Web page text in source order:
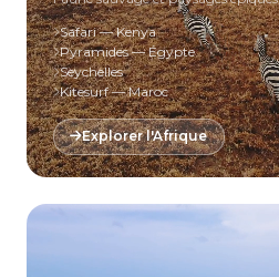
Safari — Kenya
Pyramides — Égypte
Seychelles
Kitesurf — Maroc
Explorer l'Afrique